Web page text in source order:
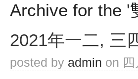
Archive for the '
2021年一二, 三
posted by admin on